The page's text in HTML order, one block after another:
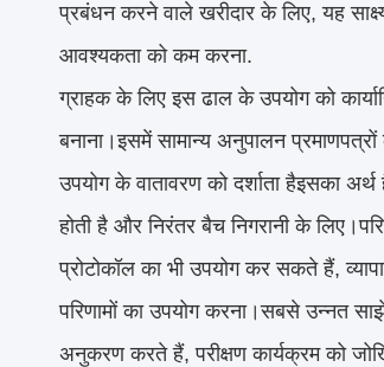
प्रबंधन करने वाले खरीदार के लिए, यह
आवश्यकता को कम करना.
ग्राहक के लिए इस ढाल के उपयोग को
बनाना।इसमें सामान्य अनुपालन
उपयोग के वातावरण को दर्शाता हैइसका
होती है और निरंतर बैच निगरानी के
प्रोटोकॉल का भी उपयोग कर सकते हैं,
परिणामों का उपयोग करना।सबसे उन्नत
अनुकरण करते हैं, परीक्षण कार्यक्रम को